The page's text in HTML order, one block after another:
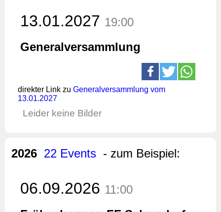
13.01.2027 19:00
Generalversammlung
direkter Link zu Generalversammlung vom
13.01.2027
Leider keine Bilder
2026 22 Events - zum Beispiel:
06.09.2026 11:00